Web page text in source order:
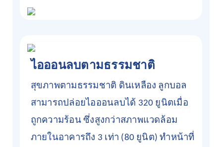
ไอออนลบตามธรรมชาติ
สุขภาพตามธรรมชาติ ดินเหลือง ลูกบอล
สามารถปล่อยไอออนลบได้ 320 ยูนิตเมื่อ
ถูกความร้อน ซึ่งสูงกว่าสภาพแวดล้อม
ภายในอาคารถึง 3 เท่า (80 ยูนิต) ทำหน้าที่